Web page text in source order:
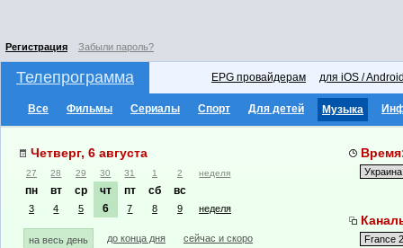
Регистрация Забыли пароль?
Телепрограмма EPG провайдерам для iOS /
Все Фильмы Сериалы Спорт Для детей Музыка
Четверг, 6 августа
27 28 29 30 31 1 2 неделя
пн вт ср чт пт сб вс
3 4 5 6 7 8 9 неделя
на весь день до конца дня сейчас и скоро